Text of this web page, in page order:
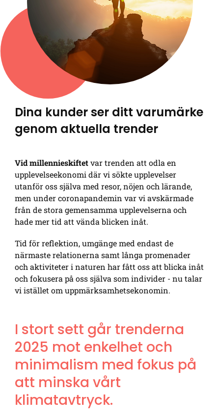
Dina kunder ser ditt varumärke
genom aktuella trender
Vid millennieskiftetvar trenden att odla en
upplevelseekonomi där vi sökte upplevelser
utanför oss själva med resor, nöjen och lärande,
men under coronapandemin var vi avskärmade
från de stora gemensamma upplevelserna och
hade mer tid att vända blicken inåt.
Tid för reflektion, umgänge med endast de
närmaste relationerna samt långa promenader
och aktiviteter i naturen har fått oss att blicka inåt
och fokusera på oss själva som individer - nu talar
vi istället om uppmärksamhetsekonomin.
I stort sett går trenderna
2025 mot enkelhet och
minimalism med fokus på
att minska vårt
klimatavtryck.